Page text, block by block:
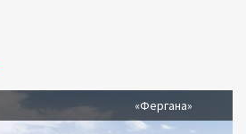
«Фергана»